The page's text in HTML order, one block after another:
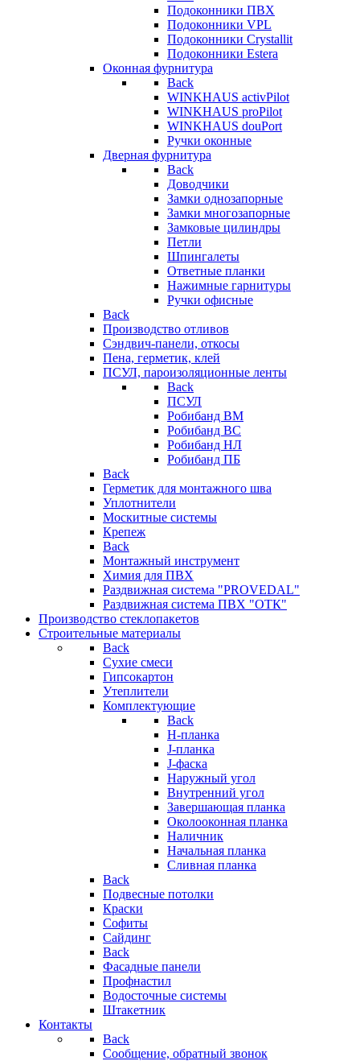
Подоконники ПВХ
Подоконники VPL
Подоконники Crystallit
Подоконники Estera
Оконная фурнитура
Back
WINKHAUS activPilot
WINKHAUS proPilot
WINKHAUS douPort
Ручки оконные
Дверная фурнитура
Back
Доводчики
Замки однозапорные
Замки многозапорные
Замковые цилиндры
Петли
Шпингалеты
Ответные планки
Нажимные гарнитуры
Ручки офисные
Back
Производство отливов
Сэндвич-панели, откосы
Пена, герметик, клей
ПСУЛ, пароизоляционные ленты
Back
ПСУЛ
Робибанд ВМ
Робибанд ВС
Робибанд НЛ
Робибанд ПБ
Back
Герметик для монтажного шва
Уплотнители
Москитные системы
Крепеж
Back
Монтажный инструмент
Химия для ПВХ
Раздвижная система "PROVEDAL"
Раздвижная система ПВХ "ОТК"
Производство стеклопакетов
Строительные материалы
Back
Сухие смеси
Гипсокартон
Утеплители
Комплектующие
Back
H-планка
J-планка
J-фаска
Наружный угол
Внутренний угол
Завершающая планка
Околооконная планка
Наличник
Начальная планка
Сливная планка
Back
Подвесные потолки
Краски
Софиты
Сайдинг
Back
Фасадные панели
Профнастил
Водосточные системы
Штакетник
Контакты
Back
Сообщение, обратный звонок